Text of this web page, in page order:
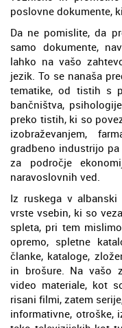
poslovne dokumente,
Da ne pomislite, da
samo dokumente,
lahko na vašo
jezik. To se nanaša
tematike, od tistih s
bančništva,
preko tistih, ki so
izobraževanjem,
gradbeno industrijo
za področje
naravoslovnih ved.
Iz ruskega v
vrste vsebin, ki so
spleta, pri tem
opremo, spletne
članke, kataloge,
in brošure. Na vašo
video materiale, kot
risani filmi, zatem
informativne, otroške,